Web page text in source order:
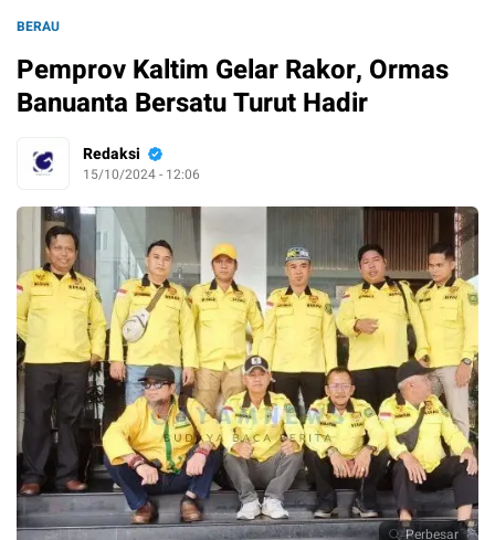
BERAU
Pemprov Kaltim Gelar Rakor, Ormas
Banuanta Bersatu Turut Hadir
Redaksi
15/10/2024 - 12:06
Perbesar